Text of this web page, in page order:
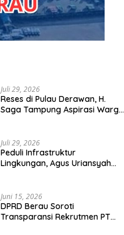
Juli 29, 2026
Reses di Pulau Derawan, H.
Saga Tampung Aspirasi Warga
Juli 29, 2026
Peduli Infrastruktur
Lingkungan, Agus Uriansyah
Juni 15, 2026
DPRD Berau Soroti
Transparansi Rekrutmen PT